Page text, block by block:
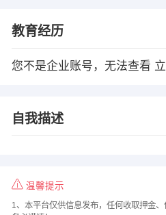
教育经历
您不是企业账号，无法查看
自我描述
温馨提示
1、本平台仅供信息发布，任何收取押金